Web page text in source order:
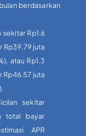
berdasarkan
sekitar Rp1.6
Rp39.79 juta
atau Rp1.3
Rp46.57 juta
sekitar
total bayar
APR